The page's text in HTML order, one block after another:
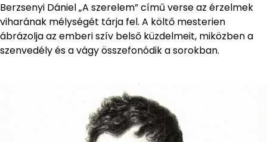
Berzsenyi Dániel „A szerelem” című verse az érzelmek
viharának mélységét tárja fel. A költő mesterien
ábrázolja az emberi szív belső küzdelmeit, miközben a
szenvedély és a vágy összefonódik a sorokban.